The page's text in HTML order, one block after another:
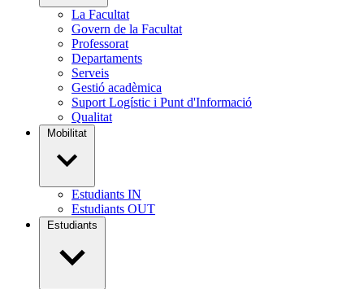
La Facultat
Govern de la Facultat
Professorat
Departaments
Serveis
Gestió acadèmica
Suport Logístic i Punt d'Informació
Qualitat
Mobilitat
Estudiants IN
Estudiants OUT
Estudiants